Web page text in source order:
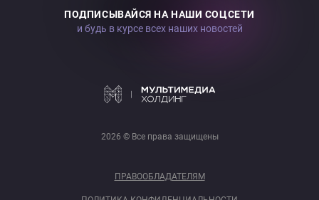
ПОДПИСЫВАЙСЯ НА НАШИ СОЦСЕТИ
и будь в курсе всех наших новостей
2026 © Все права защищены
ПРАВООБЛАДАТЕЛЯМ